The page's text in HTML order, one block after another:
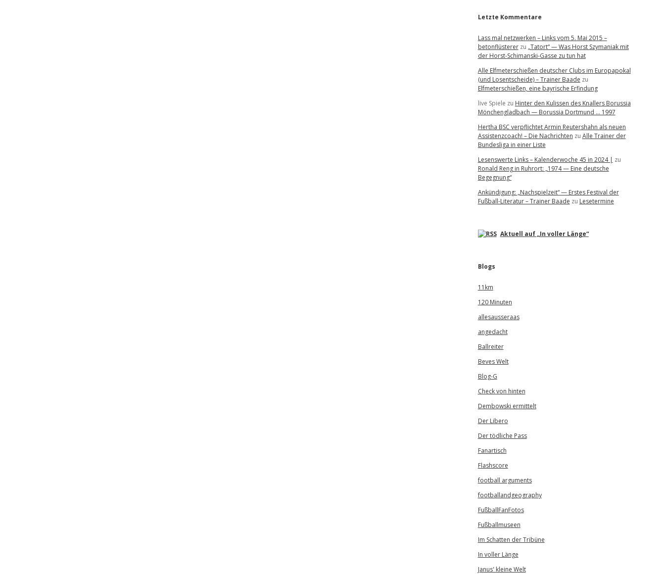
Letzte Kommentare
Lass mal netzwerken – Links vom 5. Mai 2015 –
betonflüstererzu „Tatort“ — Was Horst Szymaniak mit
der Horst-Schimanski-Gasse zu tun hat
Alle Elfmeterschießen deutscher Clubs im Europapokal
(und Losentscheide) – Trainer Baade zu
Elfmeterschießen, eine bayrische Erfindung
live Spiele zu Hinter den Kulissen des Knallers Borussia
Mönchengladbach — Borussia Dortmund … 1997
Hertha BSC verpflichtet Armin Reutershahn als neuen
Assistenzcoach! – Die Nachrichten zu Alle Trainer der
Bundesliga in einer Liste
Lesenswerte Links – Kalenderwoche 45 in 2024 | zu
Ronald Reng in Ruhrort: „1974 — Eine deutsche
Begegnung“
Ankündigung: „Nachspielzeit“ — Erstes Festival der
Fußball-Literatur – Trainer Baade zu Lesetermine
Aktuell auf „In voller Länge“
Blogs
11km
120 Minuten
allesausseraas
angedacht
Ballreiter
Beves Welt
Blog-G
Check von hinten
Dembowski ermittelt
Der Libero
Der tödliche Pass
Fanartisch
Flashscore
football arguments
footballandgeography
FußballFanFotos
Fußballmuseen
Im Schatten der Tribüne
In voller Länge
Janus' kleine Welt